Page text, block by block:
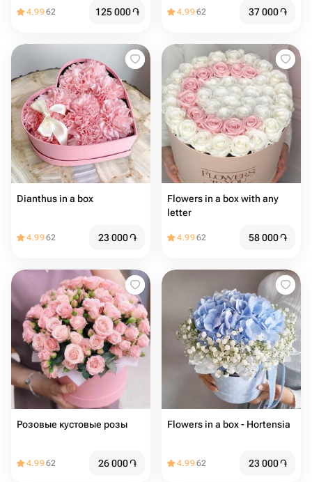
4.9962 125 000֏ 4.9962 37 000֏
Dianthus in a box
4.9962 23 000֏
Flowers in a box with any
letter
4.9962 58 000֏
Розовые кустовые розы
4.9962 26 000֏
Flowers in a box - Hortensia
4.9962 23 000֏